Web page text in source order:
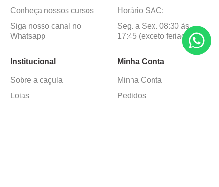
Conheça nossos cursos
Siga nosso canal no
Whatsapp
Horário SAC:
Seg. a Sex. 08:30 às
17:45 (exceto feriados)
Institucional
Sobre a caçula
Lojas
Minha Conta
Minha Conta
Pedidos